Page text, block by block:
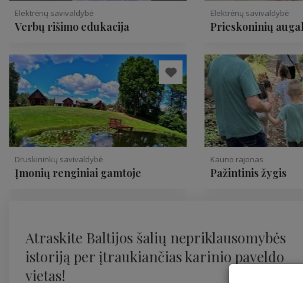
Elektrėnų savivaldybė
Verbų rišimo edukacija
Elektrėnų savivaldybė
Prieskoninių
Druskininkų savivaldybė
Įmonių renginiai gamtoje
Kauno rajonas
Pažintinis žygis
Atraskite Baltijos šalių nepriklausomybės
istoriją per įtraukiančias karinio paveldo
vietas!